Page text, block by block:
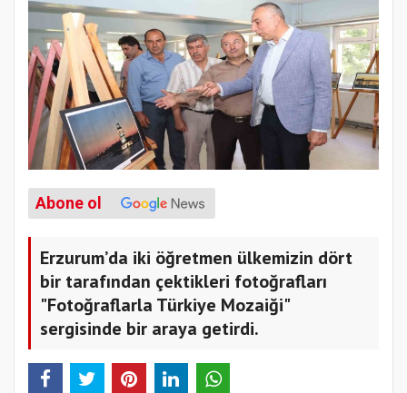
Abone ol
Erzurum’da iki öğretmen ülkemizin dört
bir tarafından çektikleri fotoğrafları
"Fotoğraflarla Türkiye Mozaiği"
sergisinde bir araya getirdi.